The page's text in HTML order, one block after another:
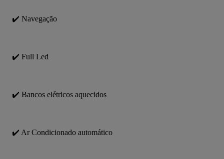
✔️ Navegação
✔️ Full Led
✔️ Bancos elétricos aquecidos
✔️ Ar Condicionado automático